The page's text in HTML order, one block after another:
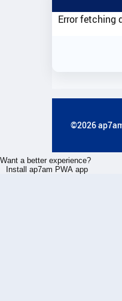
Error fetching
©2026
Want a better experience?
Install ap7am PWA app